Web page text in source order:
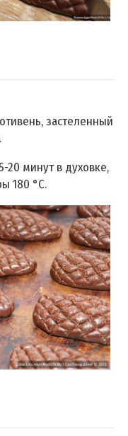
застеленный
20 минут в духовке,
180 °C.